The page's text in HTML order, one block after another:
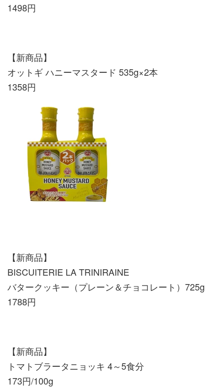
1498円
【新商品】
オットギ ハニーマスタード 535g×2本
1358円
【新商品】
BISCUITERIE LA TRINIRAINE
バタークッキー（プレーン＆チョコレート）725g
1788円
【新商品】
トマトブラータニョッキ 4～5食分
173円/100g